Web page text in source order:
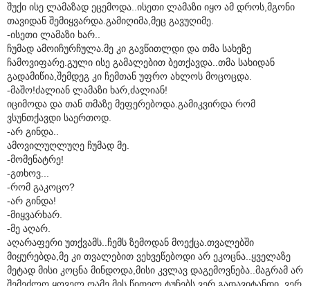
შუქი ისე ლამაზად ეცემოდა..ისეთი ლამაზი იყო ამ დროს,მგონი
თავიდან შემიყვარდა.გამიღიმა,მეც გავუღიმე.
-ისეთი ლამაზი ხარ..
ჩუმად ამოიჩურჩულა.მე კი გავწითლდი და თმა სახეზე
ჩამოვიფარე.გული ისე გამალებით ბეთქავდა..თმა სახიდან
გადამიწია,შემდეგ კი ჩემთან უფრო ახლოს მოცოცდა.
-მაშო!ძალიან ლამაზი ხარ,ძალიან!
იციმოდა და თან თმაზე მეფერებოდა.გამიკვირდა რომ
ვსუნთქავდი საერთოდ.
-არ გინდა..
ამოვილუღლუღე ჩუმად მე.
-მომენატრე!
-გთხოვ...
-რომ გაკოცო?
-არ გინდა!
-მიყვარხარ.
-მე აღარ.
აღარაფერი უთქვამს..ჩემს ზემოდან მოექცა.თვალებში
მიყურებდა,მე კი თვალებით ვეხვეწებოდი არ ეკოცნა..ყველაზე
მეტად მისი კოცნა მინდოდა,მისი კვლავ დაგემოვნება..მაგრამ არ
შემეძლო,ყოველ ღამე მის წითელ ტუჩებს ვერ გადავიტანდი..ვერ